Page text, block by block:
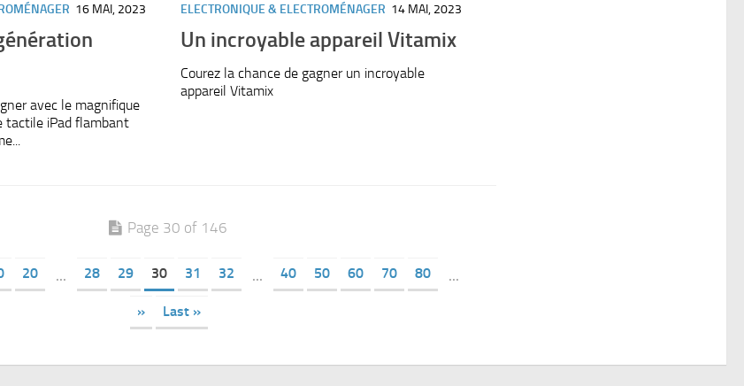
16 MAI, 2023
avec le magnifique
tactile iPad flambant
ELECTRONIQUE & ELECTROMÉNAGER 14 MAI, 2023
Un incroyable appareil Vitamix
Courez la chance de gagner un incroyable
appareil Vitamix
Page 30 of 146
20 ... 28 29 30 31 32 ... 40 50 60 70 80 ...
» Last »